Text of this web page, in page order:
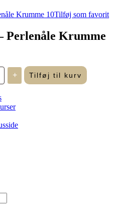
Tilføj som favorit
Perlenåle Krumme
+ Tilføj til kurv